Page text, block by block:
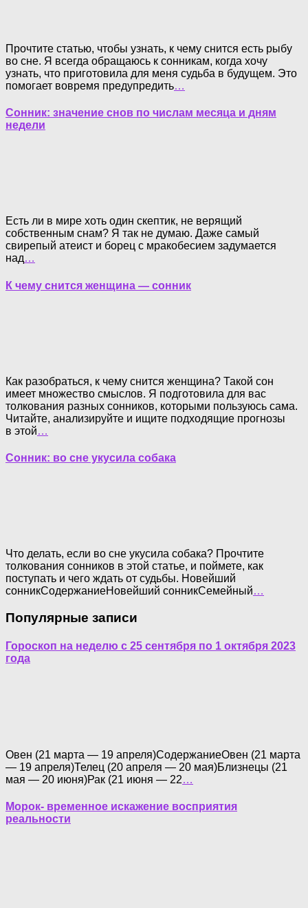
Прочтите статью, чтобы узнать, к чему снится есть рыбу
во сне. Я всегда обращаюсь к сонникам, когда хочу
узнать, что приготовила для меня судьба в будущем. Это
помогает вовремя предупредить…
Сонник: значение снов по числам месяца и дням
недели
Есть ли в мире хоть один скептик, не верящий
собственным снам? Я так не думаю. Даже самый
свирепый атеист и борец с мракобесием задумается
над…
К чему снится женщина — сонник
Как разобраться, к чему снится женщина? Такой сон
имеет множество смыслов. Я подготовила для вас
толкования разных сонников, которыми пользуюсь сама.
Читайте, анализируйте и ищите подходящие прогнозы
в этой…
Сонник: во сне укусила собака
Что делать, если во сне укусила собака? Прочтите
толкования сонников в этой статье, и поймете, как
поступать и чего ждать от судьбы. Новейший
сонникСодержаниеНовейший сонникСемейный…
Популярные записи
Гороскоп на неделю с 25 сентября по 1 октября 2023
года
Овен (21 марта — 19 апреля)СодержаниеОвен (21 марта
— 19 апреля)Телец (20 апреля — 20 мая)Близнецы (21
мая — 20 июня)Рак (21 июня — 22…
Морок- временное искажение восприятия
реальности